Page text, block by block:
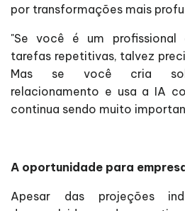
por transformações mais
"Se você é um profissional
tarefas repetitivas, talvez
Mas se você cria
relacionamento e usa a IA
continua sendo muito
A oportunidade para
Apesar das projeções